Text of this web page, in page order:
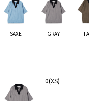
SAXE GRAY
0(XS)